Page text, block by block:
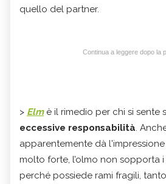
quello del partner.
Continua a leggere dopo la
> Elmè il rimedio per chi si sente
eccessive responsabilità.
apparentemente dà
molto forte, l’olmo non sopporta i
perché possiede rami fragili,